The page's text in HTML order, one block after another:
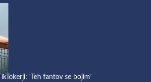
‘Teh fantov se bojim’